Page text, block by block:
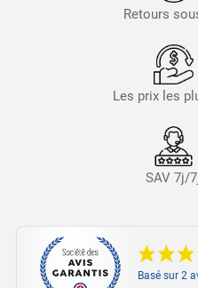
Retours
Les prix les
SAV 7j/
Basé sur 2